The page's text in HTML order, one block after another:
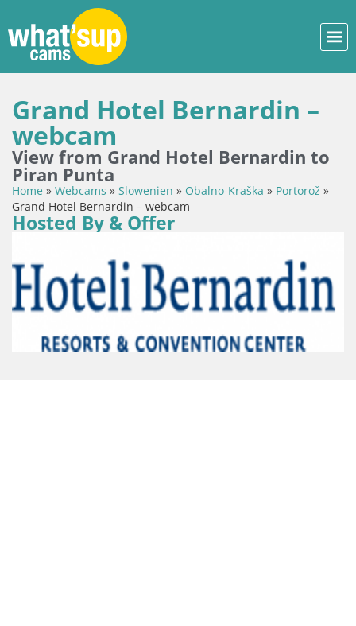
Grand Hotel Bernardin –
webcam
View from Grand Hotel Bernardin to
Piran Punta
Home » Webcams » Slowenien » Obalno-Kraška » Portorož »
Grand Hotel Bernardin – webcam
Hosted By & Offer